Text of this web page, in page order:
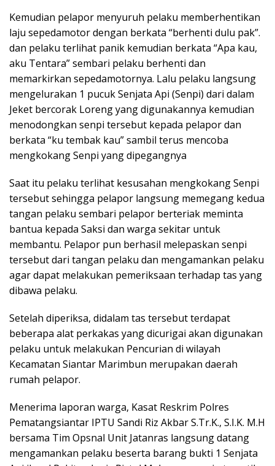
Kemudian pelapor menyuruh pelaku memberhentikan
laju sepedamotor dengan berkata “berhenti dulu pak”.
dan pelaku terlihat panik kemudian berkata “Apa kau,
aku Tentara” sembari pelaku berhenti dan
memarkirkan sepedamotornya. Lalu pelaku langsung
mengelurakan 1 pucuk Senjata Api (Senpi) dari dalam
Jeket bercorak Loreng yang digunakannya kemudian
menodongkan senpi tersebut kepada pelapor dan
berkata “ku tembak kau” sambil terus mencoba
mengkokang Senpi yang dipegangnya
Saat itu pelaku terlihat kesusahan mengkokang Senpi
tersebut sehingga pelapor langsung memegang kedua
tangan pelaku sembari pelapor berteriak meminta
bantua kepada Saksi dan warga sekitar untuk
membantu. Pelapor pun berhasil melepaskan senpi
tersebut dari tangan pelaku dan mengamankan pelaku
agar dapat melakukan pemeriksaan terhadap tas yang
dibawa pelaku.
Setelah diperiksa, didalam tas tersebut terdapat
beberapa alat perkakas yang dicurigai akan digunakan
pelaku untuk melakukan Pencurian di wilayah
Kecamatan Siantar Marimbun merupakan daerah
rumah pelapor.
Menerima laporan warga, Kasat Reskrim Polres
Pematangsiantar IPTU Sandi Riz Akbar S.Tr.K., S.I.K. M.H
bersama Tim Opsnal Unit Jatanras langsung datang
mengamankan pelaku beserta barang bukti 1 Senjata